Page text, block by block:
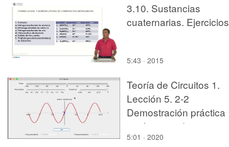
3.10. Sustancias
cuaternarias. Ejercicios
5:43 · 2015
Teoría de Circuitos 1.
Lección 5. 2-2
Demostración práctica
parámetros de una
sinusoide con matlab
5:01 · 2020